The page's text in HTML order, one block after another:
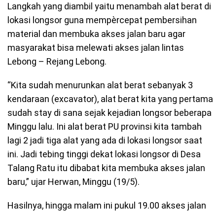
Langkah yang diambil yaitu menambah alat berat di
lokasi longsor guna mempèrcepat pembersihan
material dan membuka akses jalan baru agar
masyarakat bisa melewati akses jalan lintas
Lebong – Rejang Lebong.
“Kita sudah menurunkan alat berat sebanyak 3
kendaraan (excavator), alat berat kita yang pertama
sudah stay di sana sejak kejadian longsor beberapa
Minggu lalu. Ini alat berat PU provinsi kita tambah
lagi 2 jadi tiga alat yang ada di lokasi longsor saat
ini. Jadi tebing tinggi dekat lokasi longsor di Desa
Talang Ratu itu dibabat kita membuka akses jalan
baru,” ujar Herwan, Minggu (19/5).
Hasilnya, hingga malam ini pukul 19.00 akses jalan